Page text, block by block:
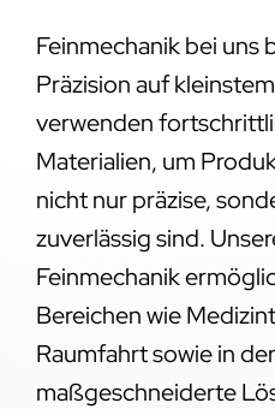
Feinmechanik bei
Präzision auf
verwenden
Materialien, um
nicht nur präzise,
zuverlässig sind.
Feinmechanik
Bereichen wie
Raumfahrt sowie in
maßgeschneiderte